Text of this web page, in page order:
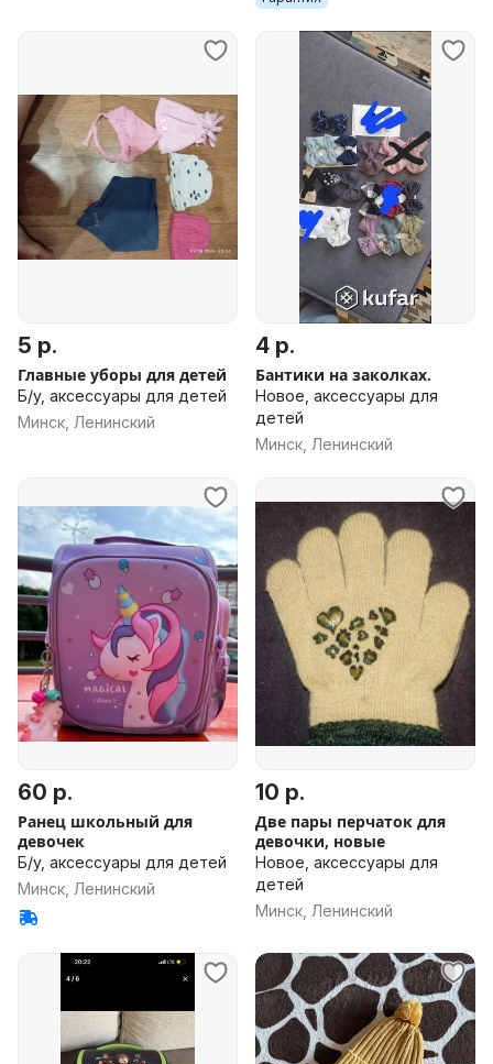
5 р.
Главные уборы для детей
Б/у, аксессуары для детей
Минск, Ленинский
4 р.
Бантики на заколках.
Новое, аксессуары для
детей
Минск, Ленинский
60 р.
Ранец школьный для
девочек
Б/у, аксессуары для детей
Минск, Ленинский
10 р.
Две пары перчаток для
девочки, новые
Новое, аксессуары для
детей
Минск, Ленинский